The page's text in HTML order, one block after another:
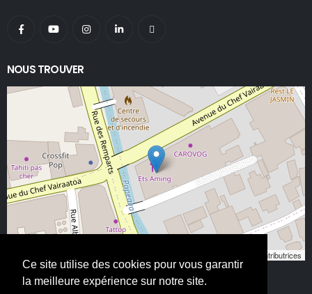
Ce site utilise des cookies pour vous garantir
la meilleure expérience sur notre site.
NOUS TROUVER
contributeurs/contributrices